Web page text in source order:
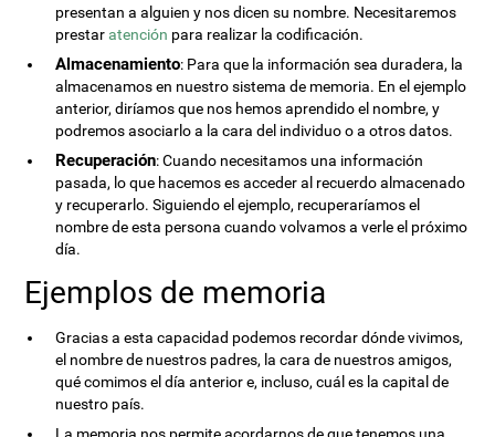
presentan a alguien y nos dicen su nombre. Necesitaremos
prestaratención para realizar la codificación.
Almacenamiento: Para que la información sea duradera, la
almacenamos en nuestro sistema de memoria. En el ejemplo
anterior, diríamos que nos hemos aprendido el nombre, y
podremos asociarlo a la cara del individuo o a otros datos.
Recuperación: Cuando necesitamos una información
pasada, lo que hacemos es acceder al recuerdo almacenado
y recuperarlo. Siguiendo el ejemplo, recuperaríamos el
nombre de esta persona cuando volvamos a verle el próximo
día.
Ejemplos de memoria
Gracias a esta capacidad podemos recordar dónde vivimos,
el nombre de nuestros padres, la cara de nuestros amigos,
qué comimos el día anterior e, incluso, cuál es la capital de
nuestro país.